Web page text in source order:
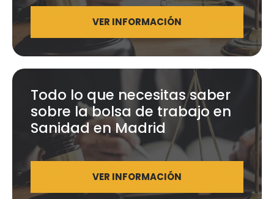
VER INFORMACIÓN
Todo lo que necesitas saber
sobre la bolsa de trabajo en
Sanidad en Madrid
VER INFORMACIÓN